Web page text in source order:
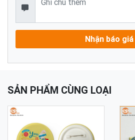
Nhận báo giá
SẢN PHẨM CÙNG LOẠI